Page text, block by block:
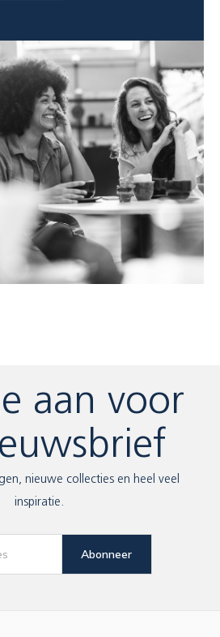
aan voor
nieuwe collecties en heel veel
inspiratie.
Abonneer